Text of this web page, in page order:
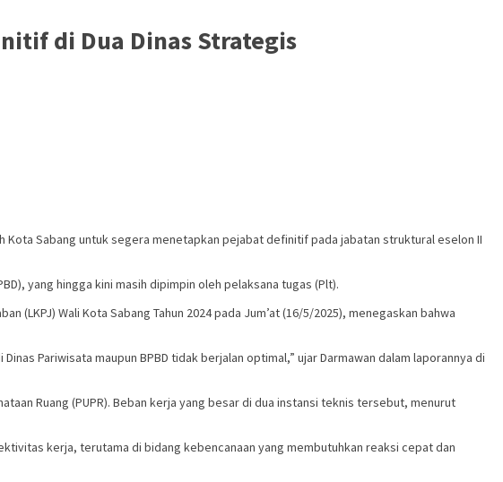
di Dua Dinas Strategis
Kota Sabang untuk segera menetapkan pejabat definitif pada jabatan struktural eselon II
yang hingga kini masih dipimpin oleh pelaksana tugas (Plt).
(LKPJ) Wali Kota Sabang Tahun 2024 pada Jum’at (16/5/2025), menegaskan bahwa
Pariwisata maupun BPBD tidak berjalan optimal,” ujar Darmawan dalam laporannya di
Ruang (PUPR). Beban kerja yang besar di dua instansi teknis tersebut, menurut
kerja, terutama di bidang kebencanaan yang membutuhkan reaksi cepat dan